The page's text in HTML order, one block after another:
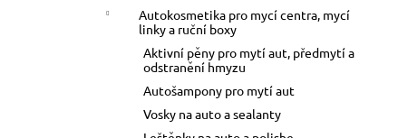
Autokosmetika pro mycí centra, mycí
linky a ruční boxy
Aktivní pěny pro mytí aut, předmytí a
odstranění hmyzu
Autošampony pro mytí aut
Vosky na auto a sealanty